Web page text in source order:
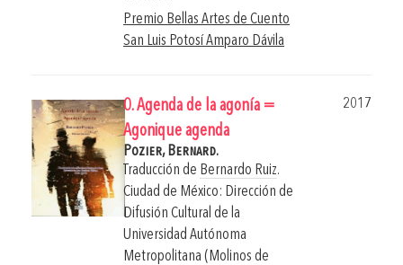
Premio Bellas Artes de Cuento
San Luis Potosí Amparo Dávila
0. Agenda de la agonía =
Agonique agenda
2017
Pozier, Bernard.
Traducción de Bernardo Ruiz.
Ciudad de México: Dirección de
Difusión Cultural de la
Universidad Autónoma
Metropolitana (Molinos de